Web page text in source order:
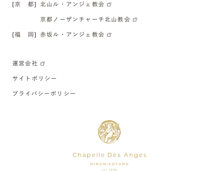
[京 都] 北山ル・アンジェ教会
京都ノーザンチャーチ北山教会
[福 岡] 赤坂ル・アンジェ教会
運営会社
サイトポリシー
プライバシーポリシー